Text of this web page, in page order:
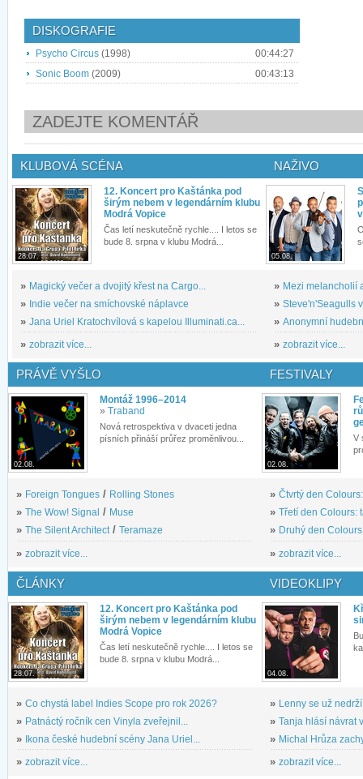
DISKOGRAFIE
Psycho Circus (1998)
00:44:27
Sonic Boom (2009) 00:43:13
ZADEJTE KOMENTÁŘ
KLUBOVÁ SCÉNA
28.07.
12. Koncert pro Kaštánka pod
širým nebem v legendárním klubu
Modrá Vopice
Čas letí neskutečně rychle.... I letos se
bude 8. srpna v klubu Modrá...
» Magický večer a dvojitý křest na Cargo...
» Indie večer na smíchovské náplavce
» Jana Uriel Kratochvílová s kapelou Illuminati.ca...
» zobrazit více...
NAŽIVO
05.08.
» Mezi melancholií
» Steve'n'Seagulls
» Anonymní
» zobrazit více...
PRÁVĚ VYŠLO
02.08.
Montáž 1996–2014
» Traband
Nová retrospektiva v dvaceti jedna
písních přináší průřez proměnlivou...
» Foreign Tongues / Rolling Stones
» The Wow! Signal / Muse
» The Silent Architect/ Teramaze
» zobrazit více...
FESTIVALY
02.08.
V
» Čtvrtý den
» Třetí den Colours:
» Druhý den
» zobrazit více...
ČLÁNKY
28.07.
12. Koncert pro Kaštánka pod
širým nebem v legendárním klubu
Modrá Vopice
Čas letí neskutečně rychle.... I letos se
bude 8. srpna v klubu Modrá...
» Co chystá label Indies Scope pro rok 2026?
» Patnáctý ročník cen Vinyla zveřejnil...
» Ikona české hudební scény Jana Uriel...
» zobrazit více...
VIDEOKLIPY
04.08.
» Lenny se už
» Tanja hlásí návrat
» Michal Hrůza
» zobrazit více...